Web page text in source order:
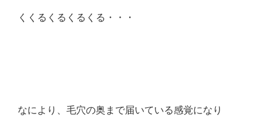
くくるくるくるくる・・・
なにより、毛穴の奥まで届いている感覚になり